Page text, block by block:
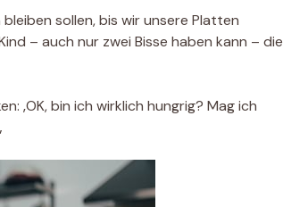
sollen, bis wir unsere Platten
– auch nur zwei Bisse haben kann – die
‚OK, bin ich wirklich hungrig? Mag ich